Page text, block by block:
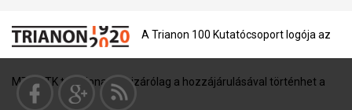
A Trianon 100 Kutatócsoport logója az
MTA BTK tulajdona, és kizárólag a hozzájárulásával történhet a